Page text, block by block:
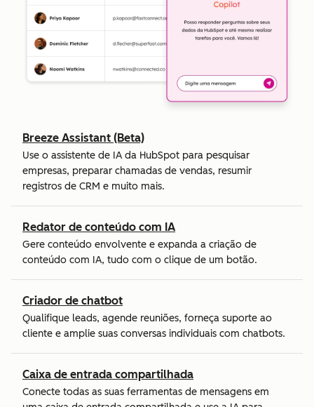
Breeze Assistant (Beta)
Use o assistente de IA da HubSpot para pesquisar
empresas, preparar chamadas de vendas, resumir
registros de CRM e muito mais.
Redator de conteúdo com IA
Gere conteúdo envolvente e expanda a criação de
conteúdo com IA, tudo com o clique de um botão.
Criador de chatbot
Qualifique leads, agende reuniões, forneça suporte ao
cliente e amplie suas conversas individuais com chatbots.
Caixa de entrada compartilhada
Conecte todas as suas ferramentas de mensagens em